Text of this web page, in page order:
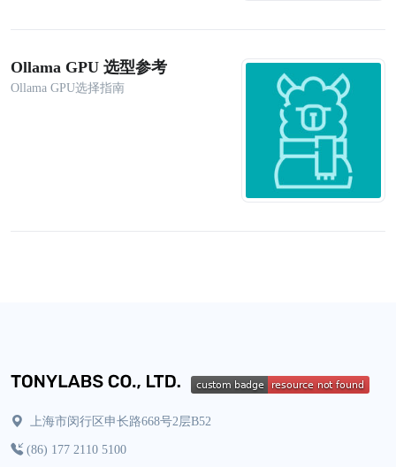
Ollama GPU 选型参考
Ollama GPU选择指南
上海市闵行区申长路668号2层B52
(86) 177 2110 5100